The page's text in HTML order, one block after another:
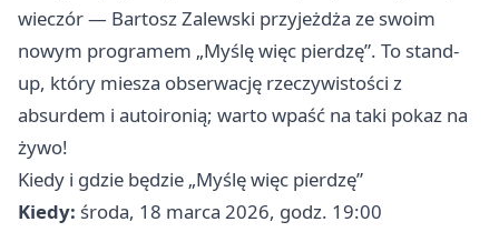
wieczór — Bartosz Zalewski przyjeżdża ze swoim
nowym programem „Myślę więc pierdzę”. To stand-
up, który miesza obserwację rzeczywistości z
absurdem i autoironią; warto wpaść na taki pokaz na
żywo!
Kiedy i gdzie będzie „Myślę więc pierdzę”
Kiedy: środa, 18 marca 2026, godz. 19:00